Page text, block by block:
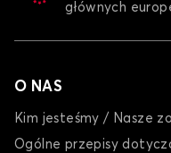
głównych
O NAS
Kim jesteśmy / Nasze
Ogólne przepisy